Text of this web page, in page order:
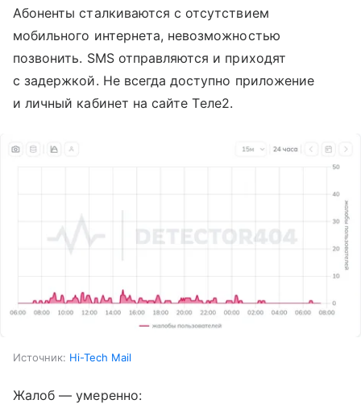
Абоненты сталкиваются с отсутствием
мобильного интернета, невозможностью
позвонить. SMS отправляются и приходят
с задержкой. Не всегда доступно приложение
и личный кабинет на сайте Tеле2.
Источник: Hi-Tech Mail
Жалоб — умеренно: